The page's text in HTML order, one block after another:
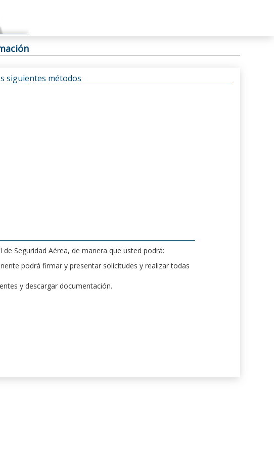
siguientes métodos
Seguridad Aérea, de manera que usted podrá:
podrá firmar y presentar solicitudes y realizar todas
y descargar documentación.